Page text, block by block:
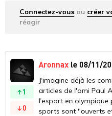
Connectez-vous ou créer
réagir
1
0
Aronnax le 08/11/
J'imagine déjà les
articles de l'ami Paul
l'esport en olympique
sports sont "ouverts